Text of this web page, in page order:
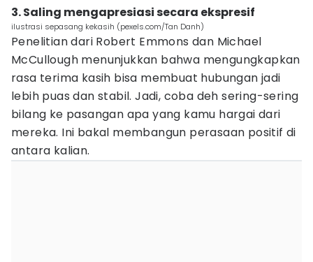
3. Saling mengapresiasi secara ekspresif
ilustrasi sepasang kekasih (pexels.com/Tan Danh)
Penelitian dari Robert Emmons dan Michael
McCullough menunjukkan bahwa mengungkapkan
rasa terima kasih bisa membuat hubungan jadi
lebih puas dan stabil. Jadi, coba deh sering-sering
bilang ke pasangan apa yang kamu hargai dari
mereka. Ini bakal membangun perasaan positif di
antara kalian.